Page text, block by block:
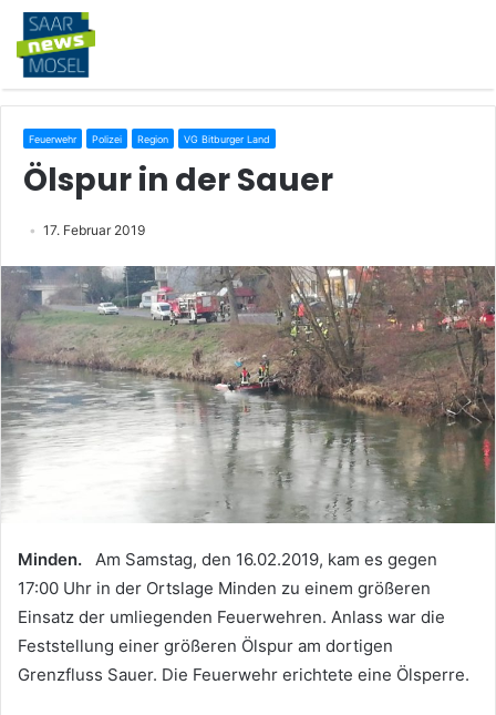
Feuerwehr Polizei Region VG Bitburger Land
Ölspur in der Sauer
17. Februar 2019
Minden. Am Samstag, den 16.02.2019, kam es gegen
17:00 Uhr in der Ortslage Minden zu einem größeren
Einsatz der umliegenden Feuerwehren. Anlass war die
Feststellung einer größeren Ölspur am dortigen
Grenzfluss Sauer. Die Feuerwehr erichtete eine Ölsperre.